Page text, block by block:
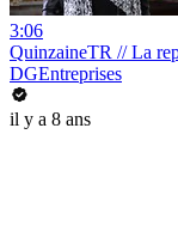
3:06
QuinzaineTR // La
DGEntreprises
il y a 8 ans